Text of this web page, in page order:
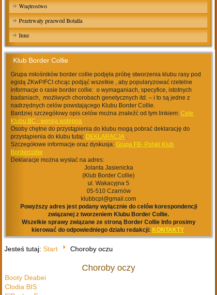
Wnętrostwo
Przetrwały przewód Botalla
Inne
Klub Border Collie
Grupa miłośników border collie podjęła próbę stworzenia klubu rasy pod
egidą ZKwP/FCI chcąc podjąć wszelkie , aby popularyzować rzetelne
informacje o rasie border collie: o wymaganiach, specyfice, istotnych
badaniach, możliwych chorobach genetycznych itd. – i to są jedne z
nadrzędnych celów powstającego Klubu Border Collie.
Bardziej szczegółowy opis celów można znaleźć od tym linkiem:Cele
Klubu BC - wersja wstępna
Osoby chętne do przystąpienia do klubu mogą pobrać deklarację do
przystąpienia do klubu tutaj: DEKLARACJA .
Szczegółowe informacje oraz dyskusja:Grupa FB- Polski Klub
Bordercollie
Deklaracje można wysłać na adres:
Jolanta Jasienicka
(Klub Border Collie)
ul. Wakacyjna 5
05-510 Czarnów
klubbcpl@gmail.com
Powyższy adres jest podany wyłącznie do celów korespondencji
związanej z tworzeniem Klubu Border Collie.
Wszelkie sprawy związane ze stroną Border Collie Info prosimy
kierować do odpowiedniego działu redakcji: KONTAKTY
Jesteś tutaj:Start Choroby oczu
Choroby oczy
Booty Deabei
Clodia BIS